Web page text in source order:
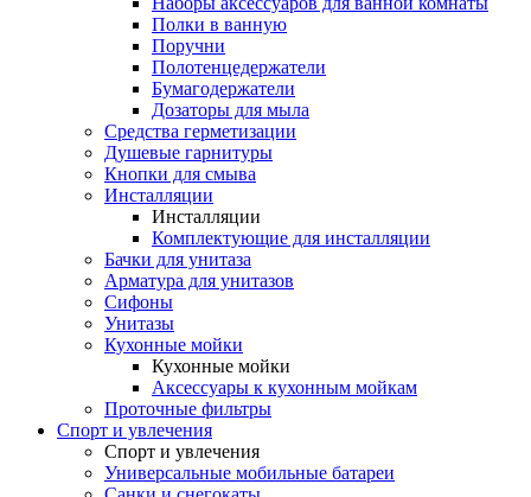
Полки в ванную
Поручни
Полотенцедержатели
Бумагодержатели
Дозаторы для мыла
Средства герметизации
Душевые гарнитуры
Кнопки для смыва
Инсталляции
Инсталляции
Комплектующие для инсталляции
Бачки для унитаза
Арматура для унитазов
Сифоны
Унитазы
Кухонные мойки
Кухонные мойки
Аксессуары к кухонным мойкам
Проточные фильтры
Спорт и увлечения
Спорт и увлечения
Универсальные мобильные батареи